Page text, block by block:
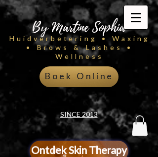
By Martine Sophia
Huidverbetering • Waxing
• Brows & Lashes •
Wellness
Boek Online
SINCE 2013
Ontdek Skin Therapy